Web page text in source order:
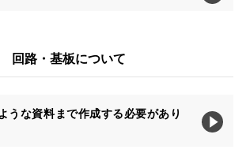
回路・基板について
うな資料まで作成する必要があり